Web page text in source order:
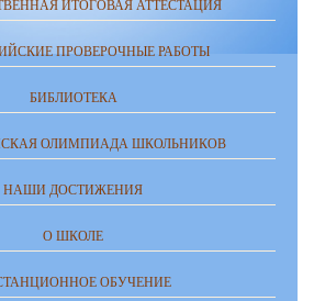
ИТОГОВАЯ АТТЕСТАЦИЯ
ПРОВЕРОЧНЫЕ РАБОТЫ
БИБЛИОТЕКА
ОЛИМПИАДА ШКОЛЬНИКОВ
НАШИ ДОСТИЖЕНИЯ
О ШКОЛЕ
ОБУЧЕНИЕ